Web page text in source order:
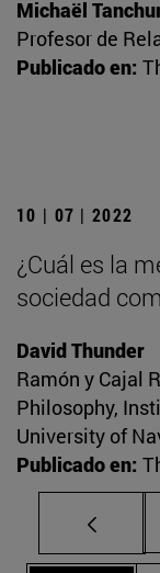
Michaël
Profesor de
Publicado en:
10 | 07 | 2022
¿Cuál es la
sociedad
David Thunder
Ramón y Cajal
Philosophy,
University of
Publicado en: